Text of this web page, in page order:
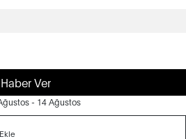
Ver
- 14 Ağustos